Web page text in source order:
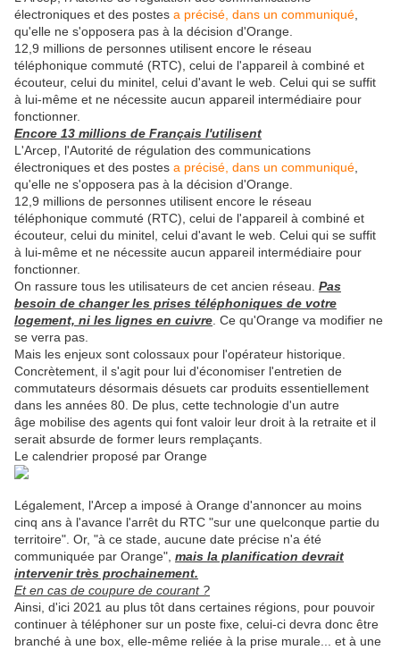
électroniques et des postes a précisé, dans un communiqué
qu'elle ne s'opposera pas à la décision d'Orange.
12,9 millions de personnes utilisent encore le réseau
téléphonique commuté (RTC), celui de l'appareil à combiné et
écouteur, celui du minitel, celui d'avant le web. Celui qui se suffit
à lui-même et ne nécessite aucun appareil intermédiaire pour
fonctionner.
Encore 13 millions de Français l'utilisent
L'Arcep, l'Autorité de régulation des communications
électroniques et des postes a précisé, dans un communiqué
qu'elle ne s'opposera pas à la décision d'Orange.
12,9 millions de personnes utilisent encore le réseau
téléphonique commuté (RTC), celui de l'appareil à combiné et
écouteur, celui du minitel, celui d'avant le web. Celui qui se suffit
à lui-même et ne nécessite aucun appareil intermédiaire pour
fonctionner.
On rassure tous les utilisateurs de cet ancien réseau. Pas
besoin de changer les prises téléphoniques de votre
logement, ni les lignes en cuivre . Ce qu'Orange va modifier ne
se verra pas.
Mais les enjeux sont colossaux pour l'opérateur historique.
Concrètement, il s'agit pour lui d'économiser l'entretien de
commutateurs désormais désuets car produits essentiellement
dans les années 80. De plus, cette technologie d'un autre
âge mobilise des agents qui font valoir leur droit à la retraite et il
serait absurde de former leurs remplaçants.
Le calendrier proposé par Orange
Légalement, l'Arcep a imposé à Orange d'annoncer au moins
cinq ans à l'avance l'arrêt du RTC "sur une quelconque partie du
territoire". Or, "à ce stade, aucune date précise n'a été
communiquée par Orange", mais la planification devrait
intervenir très prochainement.
Et en cas de coupure de courant ?
Ainsi, d'ici 2021 au plus tôt dans certaines régions, pour pouvoir
continuer à téléphoner sur un poste fixe, celui-ci devra donc être
branché à une box, elle-même reliée à la prise murale... et à une